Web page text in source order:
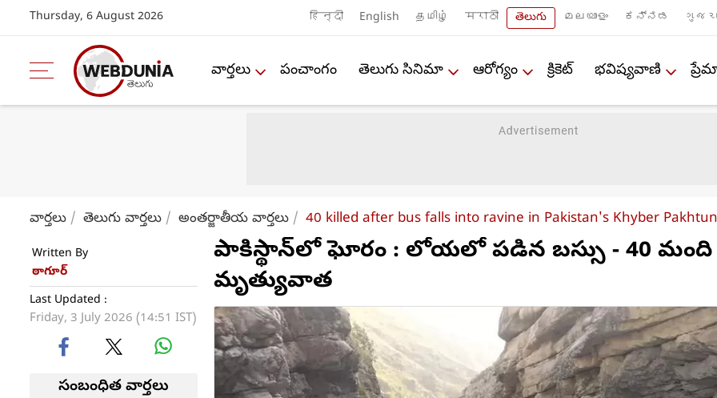
Thursday, 6 August 2026 हिन्दी English தமிழ் मराठी తెలుగు മലയാളം ಕನ್ನಡ
వార్తలు పంచాంగం తెలుగు సినిమా ఆరోగ్యం క్రికెట్ భవిష్యవాణి
వార్తలు తెలుగు వార్తలు అంతర్జాతీయ వార్తలు 40 killed after bus falls into ravine in Pakistan's Khyber
Written By
ఠాగూర్
Last Updated :
Friday, 3 July 2026 (14:51 IST)
సంబంధిత వార్తలు
పాకిస్థాన్‌లో ఘోరం : లోయలో పడిన బస్సు - 40 మంది
మృత్యువాత